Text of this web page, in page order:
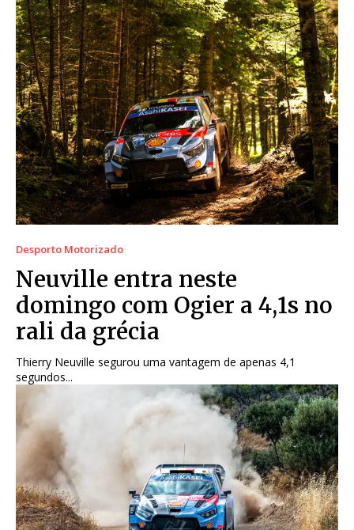
Desporto Motorizado
Neuville entra neste
domingo com Ogier a 4,1s no
rali da grécia
Thierry Neuville segurou uma vantagem de apenas 4,1
segundos...